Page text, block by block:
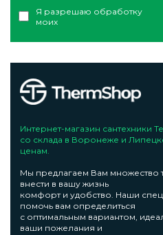
Я разрешаю обработку
моих
Интернет-магазин
со склада в Воронеже и
ценам.
Мы предлагаем Вам множество
внести в вашу жизнь
комфорт и удобство. Наши
помочь вам определиться
с оптимальным вариантом,
ваши пожелания и